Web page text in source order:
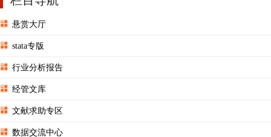
悬赏大厅
stata专版
行业分析报告
经管文库
文献求助专区
数据交流中心